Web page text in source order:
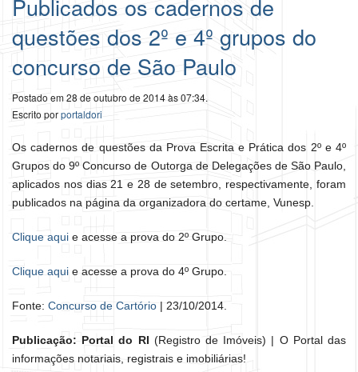
Publicados os cadernos de
questões dos 2º e 4º grupos do
concurso de São Paulo
Postado em 28 de outubro de 2014 às 07:34.
Escrito porportaldori
Os cadernos de questões da Prova Escrita e Prática dos 2º e 4º
Grupos do 9º Concurso de Outorga de Delegações de São Paulo,
aplicados nos dias 21 e 28 de setembro, respectivamente, foram
publicados na página da organizadora do certame, Vunesp.
Clique aqui e acesse a prova do 2º Grupo.
Clique aqui e acesse a prova do 4º Grupo.
Fonte: Concurso de Cartório | 23/10/2014.
Publicação: Portal do RI (Registro de Imóveis) | O Portal das
informações notariais, registrais e imobiliárias!